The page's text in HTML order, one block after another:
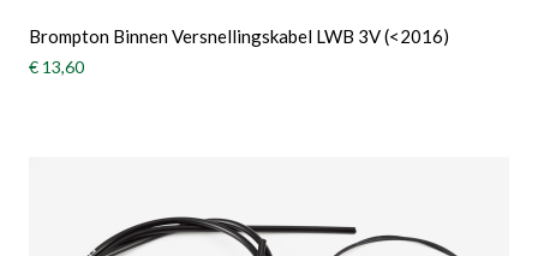
Brompton Binnen Versnellingskabel LWB 3V (<2016)
€ 13,60